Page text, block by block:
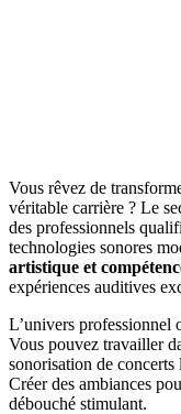
Vous rêvez de
véritable carrière ? Le
des professionnels
technologies sonores
artistique et
expériences auditives
L’univers professionnel
Vous pouvez travailler
sonorisation de
Créer des ambiances
débouché stimulant.